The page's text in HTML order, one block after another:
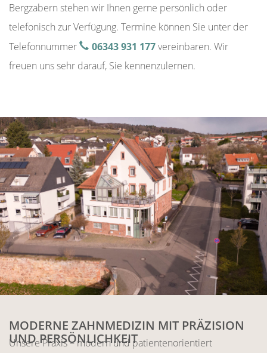
Bergzabern stehen wir Ihnen gerne persönlich oder
telefonisch zur Verfügung. Termine können Sie unter der
Telefonnummer
06343 931 177vereinbaren. Wir
freuen uns sehr darauf, Sie kennenzulernen.
MODERNE ZAHNMEDIZIN MIT PRÄZISION
UND PERSÖNLICHKEIT
Unsere Praxis – modern und patientenorientiert